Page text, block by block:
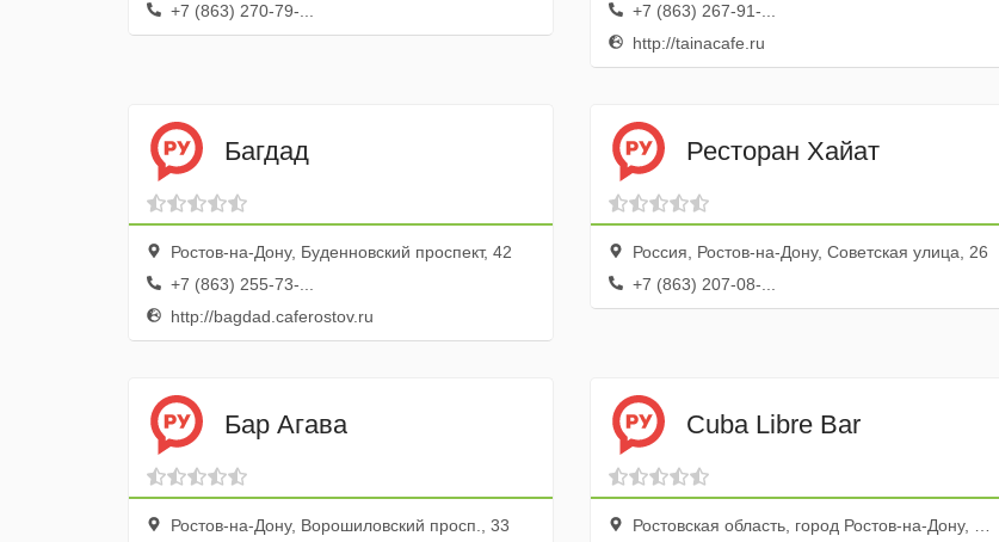
+7 (863) 270-79-...
+7 (863) 267-91-...
http://tainacafe.ru
Багдад
Ростов-на-Дону, Буденновский проспект, 42
+7 (863) 255-73-...
http://bagdad.caferostov.ru
Ресторан Хайат
Россия, Ростов-на-Дону, Советская улица, 26
+7 (863) 207-08-...
Бар Агава
Ростов-на-Дону, Ворошиловский просп., 33
Cuba Libre Bar
Ростовская область, город Ростов-на-Дону, Красноармейская улица, 132